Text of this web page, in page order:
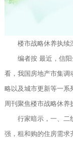
楼市战略休养执续
编者按 最近，信阳
看，我国房地产市集调
略以及城市更新等一系
周刊聚焦楼市战略休养
行家暗示，一、二
强，租和购的住房需求